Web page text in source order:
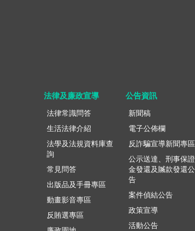
法律及廉政宣導
法律常識問答
生活法律介紹
法學及法規資料庫查
詢
常見問答
出版品及手冊專區
動畫影音專區
反賄選專區
公告資訊
新聞稿
電子公佈欄
反詐騙宣導新聞專區
公示送達、刑事保證
金發還及贓款發還公
告
案件偵結公告
政策宣導
活動公告